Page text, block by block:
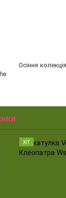
Осіння колекція
ХІТ